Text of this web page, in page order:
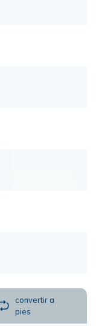
convertir a
pies